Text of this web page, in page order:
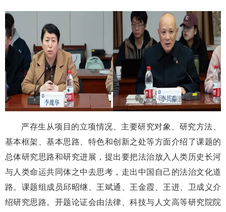
严存生从项目的立项情况、主要研究对象、研究方法、
基本框架、基本思路、特色和创新之处等方面介绍了课题的
总体研究思路和研究进展，提出要把法治放入人类历史长河
与人类命运共同体之中去思考，走出中国自己的法治文化道
路。课题组成员邱昭继、王斌通、王金霞、王进、卫成义介
绍研究思路。开题论证会由法律、科技与人文高等研究院院